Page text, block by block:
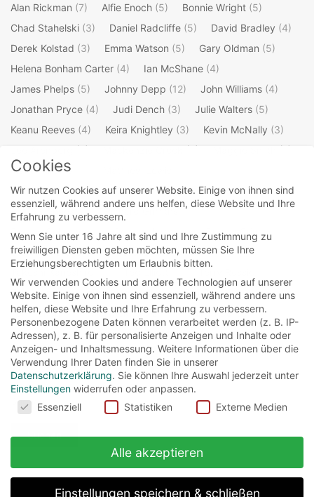
Alan Rickman (7) Alfie Enoch (5) Bonnie Wright (5)
Chad Stahelski (3) Daniel Radcliffe (5) David Bradley (4)
Derek Kolstad (3) Emma Watson (5) Gary Oldman (5)
Helena Bonham Carter (4) Ian McShane (4)
James Phelps (5) Johnny Depp (12) John Williams (4)
Jonathan Pryce (4) Judi Dench (3) Julie Walters (5)
Keanu Reeves (4) Keira Knightley (3) Kevin McNally (3)
(3) (4)
(7)
Mark Williams
Michael Gambon(4) Oliver Phelps(5) Orlando Bloom (4)
Ralph Fiennes(3) Richard Griffiths(3)
Robbie Coltrane(4) Robert Hardy (3) Rupert Grint
Stellan Skarsgard(3) Steve Kloves (4)
Takeshi Kaneshiro
(3)
Tim Burton(4) Timothy Spall(4) Tim Roth(3)
Tom Felton(5) Warwick Davis(4) Willem Dafoe(3)
William Shakespeare(4)
Suchen
nach:
Cookies
Wir nutzen Cookies auf unserer Website. Einige von ihnen sind
essenziell, während andere uns helfen, diese Website und Ihre
Erfahrung zu verbessern.
Wenn Sie unter 16 Jahre alt sind und Ihre Zustimmung zu
freiwilligen Diensten geben möchten, müssen Sie Ihre
Erziehungsberechtigten um Erlaubnis bitten.
Wir verwenden Cookies und andere Technologien auf unserer
Website. Einige von ihnen sind essenziell, während andere uns
helfen, diese Website und Ihre Erfahrung zu verbessern.
Personenbezogene Daten können verarbeitet werden (z. B. IP-
Adressen), z. B. für personalisierte Anzeigen und Inhalte oder
Anzeigen- und Inhaltsmessung. Weitere Informationen über die
Verwendung Ihrer Daten finden Sie in unserer
Datenschutzerklärung. Sie können Ihre Auswahl jederzeit unter
Einstellungen widerrufen oder anpassen.
CookiesEssenziell Statistiken Externe Medien
Alle akzeptieren
Einstellungen speichern & schließen